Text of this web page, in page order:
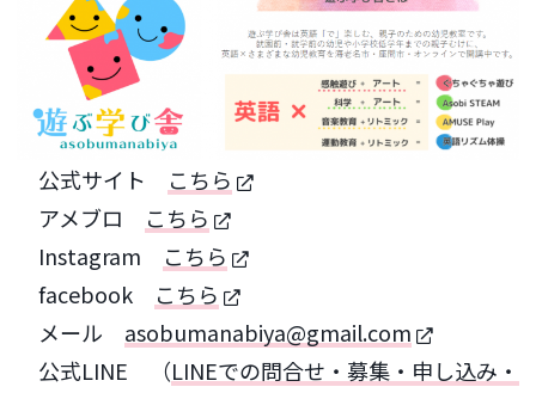
公式サイト
こちら
アメブロ
こちら
Instagram
こちら
facebook
こちら
メール asobumanabiya@gmail.com
公式LINE （LINEでの問合せ・募集・申し込み・